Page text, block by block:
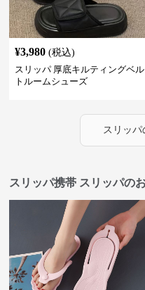
¥3,980 (税込)
スリッパ 厚底キルティングベル
トルームシューズ
スリッパ
スリッパ携帯 スリッパの